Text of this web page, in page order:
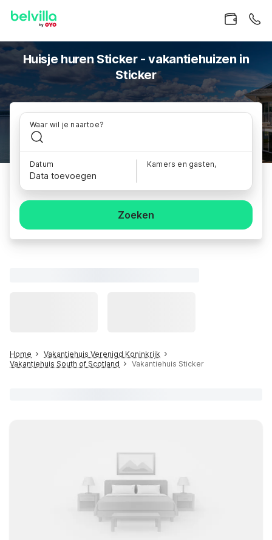
Huisje huren Sticker - vakantiehuizen in
Sticker
Waar wil je naartoe?
Datum
Data toevoegen
Kamers en gasten,
Zoeken
Home
Vakantiehuis Verenigd Koninkrijk
Vakantiehuis South of Scotland
Vakantiehuis Sticker